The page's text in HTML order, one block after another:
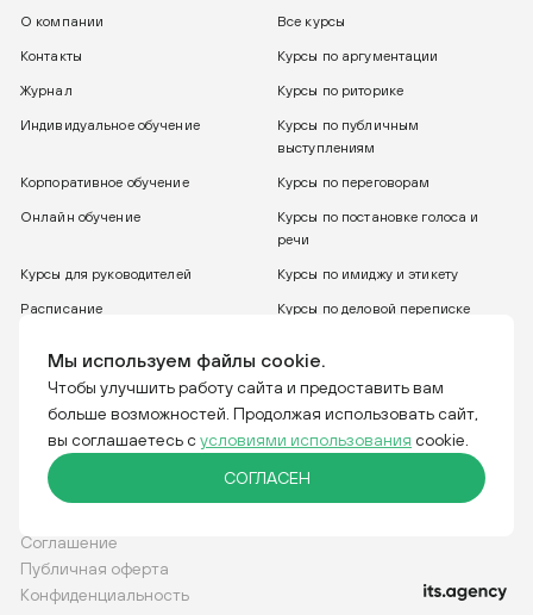
Мы используем файлы cookie.
Чтобы улучшить работу сайта и предоставить вам
больше возможностей. Продолжая использовать сайт,
вы соглашаетесь с условиями использования cookie.
СОГЛАСЕН
О компании Все курсы
Контакты Курсы по аргументации
Журнал Курсы по риторике
Индивидуальное обучение
Курсы по публичным
выступлениям
Корпоративное обучение Курсы по переговорам
Онлайн обучение
Курсы по постановке голоса и
речи
Курсы для руководителей Курсы по имиджу и этикету
Расписание Курсы по деловой переписке
Соглашение
Публичная оферта
Конфиденциальность